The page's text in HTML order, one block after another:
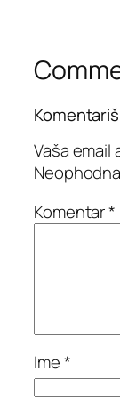
Vaša email
Komentar*
Ime*